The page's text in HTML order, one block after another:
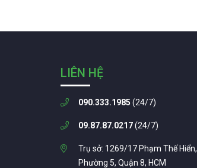
LIÊN HỆ
090.333.1985 (24/7)
09.87.87.0217(24/7)
Trụ sở: 1269/17 Phạm Thế Hiển,
Phường 5, Quận 8, HCM